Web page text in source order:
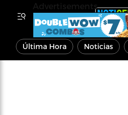
Última Hora Noticias
Advertisements